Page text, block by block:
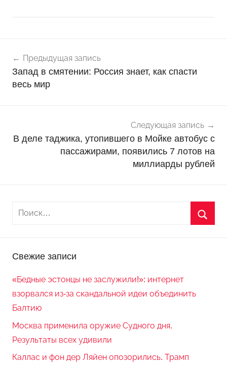
о
в
о
по
записям
Предыдущая запись
Запад в смятении: Россия знает, как спасти
весь мир
Следующая запись
В деле таджика, утопившего в Мойке автобус с
пассажирами, появились 7 лотов на
миллиарды рублей
Свежие записи
«Бедные эстонцы не заслужили!»: интернет
взорвался из-за скандальной идеи объединить
Балтию
Москва применила оружие Судного дня.
Результаты всех удивили
Каллас и фон дер Ляйен опозорились. Трамп